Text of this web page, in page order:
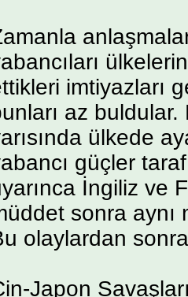
imtiyazları
az
ülkede
güçler
İngiliz ve
sonra aynı
olaylardan
Japon